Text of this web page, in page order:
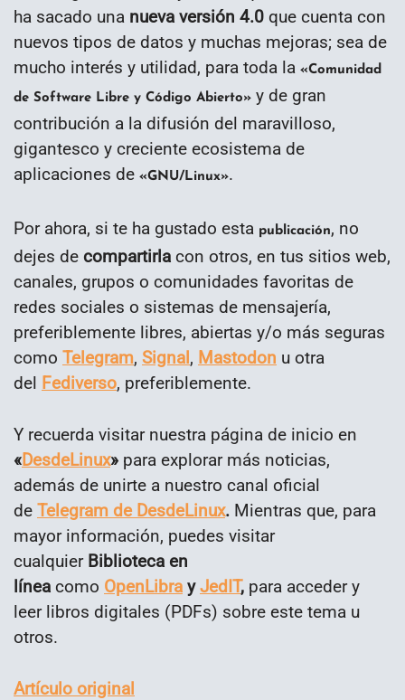
ha sacado una nueva versión 4.0 que cuenta con
nuevos tipos de datos y muchas mejoras; sea de
mucho interés y utilidad, para toda la «Comunidad
de Software Libre y Código Abierto» y de gran
contribución a la difusión del maravilloso,
gigantesco y creciente ecosistema de
aplicaciones de «GNU/Linux».
Por ahora, si te ha gustado esta publicación, no
dejes de compartirla con otros, en tus sitios web,
canales, grupos o comunidades favoritas de
redes sociales o sistemas de mensajería,
preferiblemente libres, abiertas y/o más seguras
como Telegram, Signal, Mastodon u otra
del Fediverso, preferiblemente.
Y recuerda visitar nuestra página de inicio en
«DesdeLinux» para explorar más noticias,
además de unirte a nuestro canal oficial
de Telegram de DesdeLinux. Mientras que, para
mayor información, puedes visitar
cualquier Biblioteca en
línea como OpenLibra yJedIT, para acceder y
leer libros digitales (PDFs) sobre este tema u
otros.
Artículo original